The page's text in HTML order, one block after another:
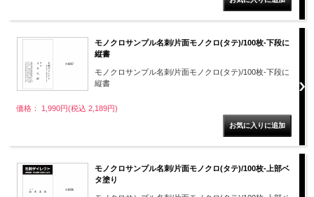
モノクロサンプル名刺/片面モノクロ(タテ)/100枚-下段に
縦書
モノクロサンプル名刺/片面モノクロ(タテ)/100枚-下段に
縦書
価格： 1,990円(税込 2,189円)
モノクロサンプル名刺/片面モノクロ(タテ)/100枚-上部ベ
タ塗り